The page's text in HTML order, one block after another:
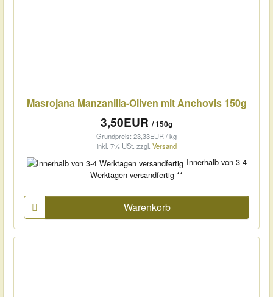
Masrojana Manzanilla-Oliven mit Anchovis 150g
3,50EUR / 150g
Grundpreis: 23,33EUR / kg
inkl. 7% USt. zzgl. Versand
Innerhalb von 3-4
Werktagen versandfertig **
Warenkorb